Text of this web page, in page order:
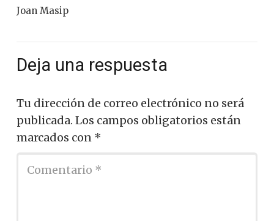
Joan Masip
Deja una respuesta
Tu dirección de correo electrónico no será
publicada. Los campos obligatorios están
marcados con *